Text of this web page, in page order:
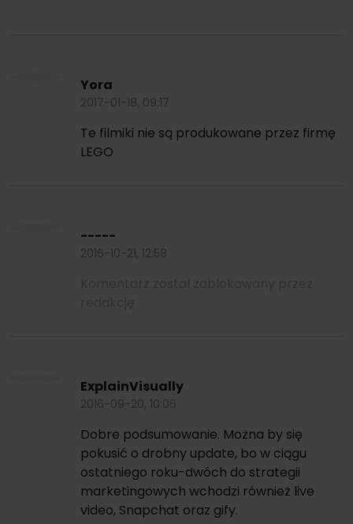
Yora
2017-01-18, 09:17
Te filmiki nie są produkowane przez firmę
LEGO
-----
2016-10-21, 12:58
ExplainVisually
2016-09-20, 10:06
Dobre podsumowanie. Można by się
pokusić o drobny update, bo w ciągu
ostatniego roku-dwóch do strategii
marketingowych wchodzi również live
video, Snapchat oraz gify.